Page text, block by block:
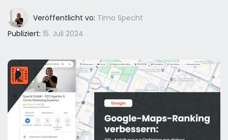
Veröffentlicht vo: Timo Specht
Publiziert: 15. Juli 2024